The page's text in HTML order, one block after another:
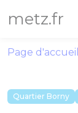
metz.fr
Page d'accueil
Quartier Borny